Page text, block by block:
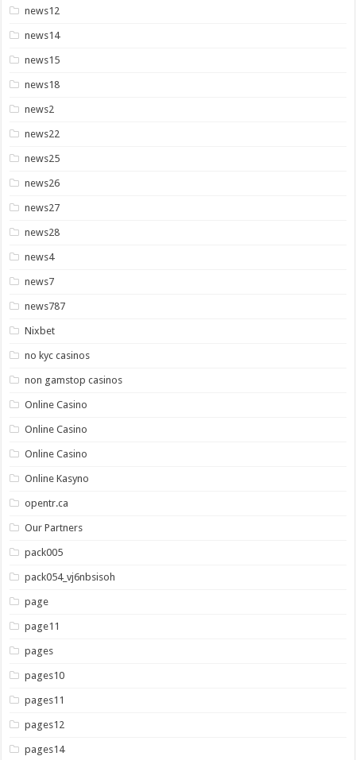
news12
news14
news15
news18
news2
news22
news25
news26
news27
news28
news4
news7
news787
Nixbet
no kyc casinos
non gamstop casinos
Online Casino
Online Casino
Online Casino
Online Kasyno
opentr.ca
Our Partners
pack005
pack054_vj6nbsisoh
page
page11
pages
pages10
pages11
pages12
pages14